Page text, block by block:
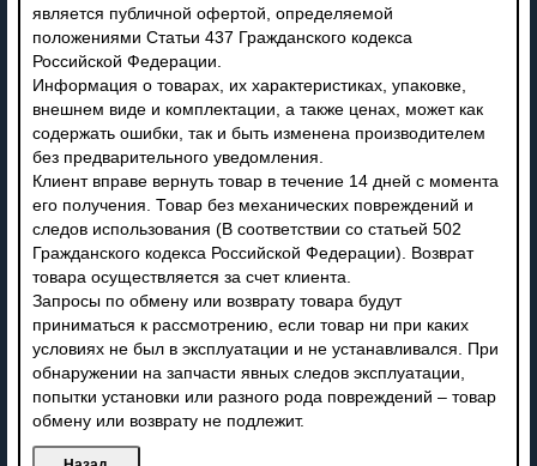
является публичной офертой, определяемой
положениями Статьи 437 Гражданского кодекса
Российской Федерации.
Информация о товарах, их характеристиках, упаковке,
внешнем виде и комплектации, а также ценах, может как
содержать ошибки, так и быть изменена производителем
без предварительного уведомления.
Клиент вправе вернуть товар в течение 14 дней с момента
его получения. Товар без механических повреждений и
следов использования (В соответствии со статьей 502
Гражданского кодекса Российской Федерации). Возврат
товара осуществляется за счет клиента.
Запросы по обмену или возврату товара будут
приниматься к рассмотрению, если товар ни при каких
условиях не был в эксплуатации и не устанавливался. При
обнаружении на запчасти явных следов эксплуатации,
попытки установки или разного рода повреждений – товар
обмену или возврату не подлежит.